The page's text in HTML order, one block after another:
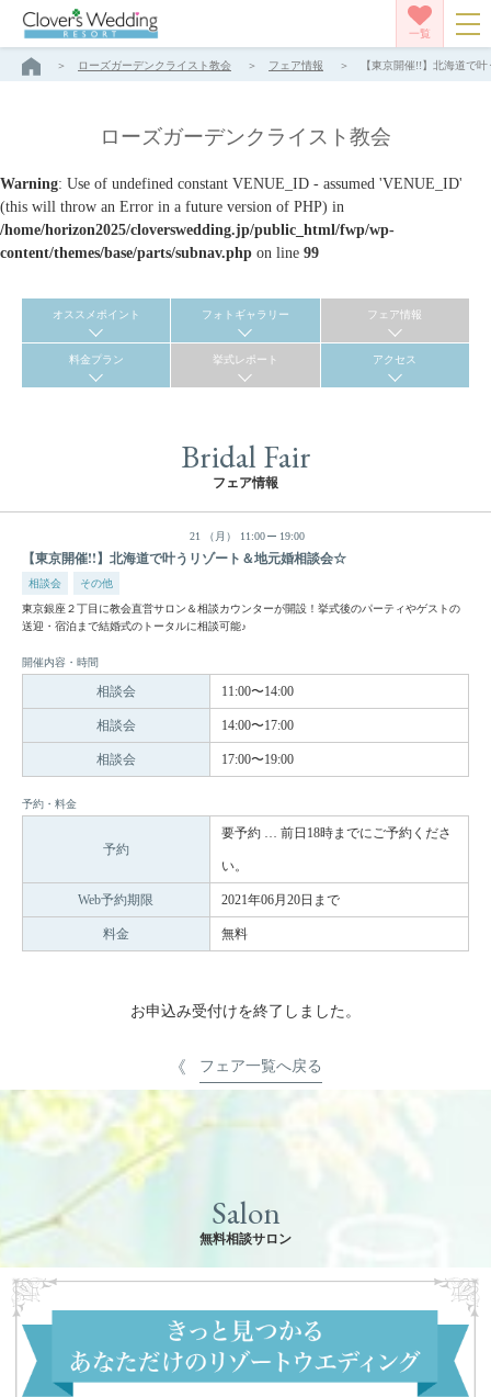
一覧
ローズガーデンクライスト教会 フェア情報 【東京開催!!】北海道で
ローズガーデンクライスト教会
Warning: Use of undefined constant VENUE_ID - assumed 'VENUE_ID'
(this will throw an Error in a future version of PHP) in
/home/horizon2025/cloverswedding.jp/public_html/fwp/wp-
content/themes/base/parts/subnav.php on line 99
オススメポイント フォトギャラリー フェア情報
料金プラン 挙式レポート アクセス
Bridal Fair
フェア情報
21 （月） 11:00 19:00
【東京開催!!】北海道で叶うリゾート＆地元婚相談会☆
相談会 その他
東京銀座２丁目に教会直営サロン＆相談カウンターが開設！挙式後のパーティやゲストの
送迎・宿泊まで結婚式のトータルに相談可能♪
開催内容・時間
相談会 11:00〜14:00
相談会 14:00〜17:00
相談会 17:00〜19:00
予約・料金
予約
要予約 … 前日18時までにご予約くださ
い。
Web予約期限 2021年06月20日まで
料金 無料
お申込み受付けを終了しました。
フェア一覧へ戻る
Salon
無料相談サロン